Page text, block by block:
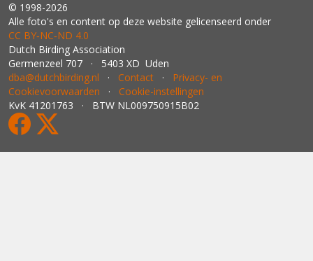
© 1998-2026
Alle foto's en content op deze website gelicenseerd onder
CC BY‑NC‑ND 4.0
Dutch Birding Association
Germenzeel 707 · 5403 XD Uden
dba@dutchbirding.nl · Contact · Privacy- en
Cookievoorwaarden · Cookie-instellingen
KvK 41201763 · BTW NL009750915B02